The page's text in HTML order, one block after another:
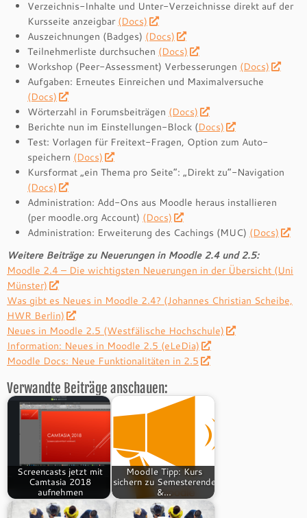
Verzeichnis-Inhalte und Unter-Verzeichnisse direkt auf der
Kursseite anzeigbar (Docs)
Auszeichnungen (Badges) (Docs)
Teilnehmerliste durchsuchen (Docs)
Workshop (Peer-Assessment) Verbesserungen (Docs)
Aufgaben: Erneutes Einreichen und Maximalversuche
(Docs)
Wörterzahl in Forumsbeiträgen (Docs)
Berichte nun im Einstellungen-Block (Docs)
Test: Vorlagen für Freitext-Fragen, Option zum Auto-
speichern (Docs)
Kursformat „ein Thema pro Seite“: „Direkt zu“-Navigation
(Docs)
Administration: Add-Ons aus Moodle heraus installieren
(per moodle.org Account) (Docs)
Administration: Erweiterung des Cachings (MUC) (Docs)
Weitere Beiträge zu Neuerungen in Moodle 2.4 und 2.5:
Moodle 2.4 – Die wichtigsten Neuerungen in der Übersicht (Uni
Münster)
Was gibt es Neues in Moodle 2.4? (Johannes Christian Scheibe,
HWR Berlin)
Neues in Moodle 2.5 (Westfälische Hochschule)
Information: Neues in Moodle 2.5 (eLeDia)
Moodle Docs: Neue Funktionalitäten in 2.5
Verwandte Beiträge anschauen:
Screencasts jetzt mit
Camtasia 2018
aufnehmen
Moodle Tipp: Kurs
sichern zu Semesterende
&…